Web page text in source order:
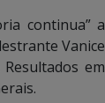
continua” a
Vanice
em